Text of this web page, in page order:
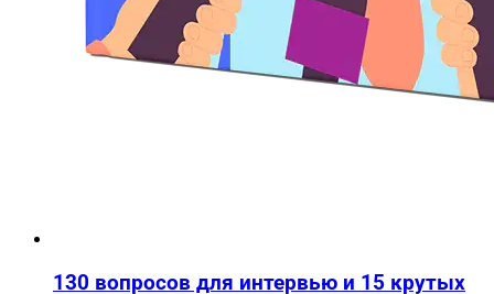
130 вопросов для интервью и 15 крутых